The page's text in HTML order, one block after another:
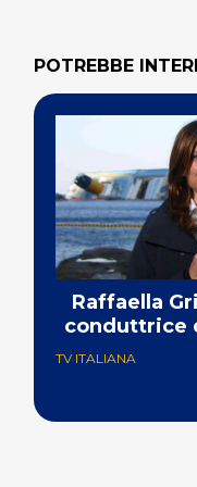
POTREBBE
Raffaella
conduttrice
TV ITALIANA